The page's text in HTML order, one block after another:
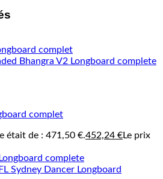
complet
était de : 471,50 €.452,24 €Le prix